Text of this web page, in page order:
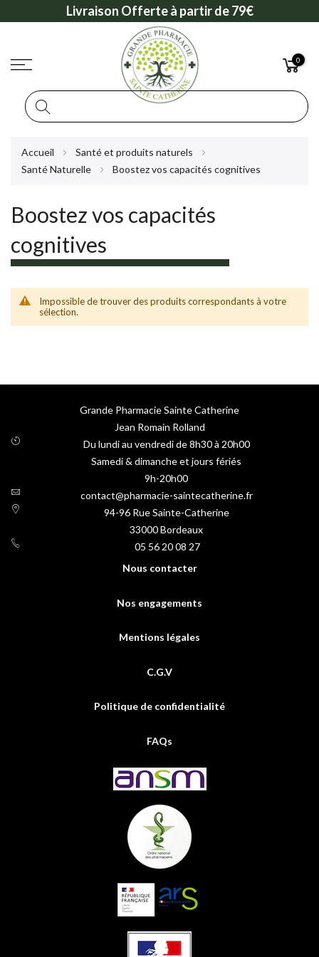
Livraison Offerte à partir de 79€
0
Accueil
Santé et produits naturels
Santé Naturelle
Boostez vos capacités cognitives
Boostez vos capacités
cognitives
Impossible de trouver des produits correspondants à votre
sélection.
Grande Pharmacie Sainte Catherine
Jean Romain Rolland
Du lundi au vendredi de 8h30 à 20h00
Samedi & dimanche et jours fériés
9h-20h00
contact@pharmacie-saintecatherine.fr
94-96 Rue Sainte-Catherine
33000Bordeaux
05 56 20 08 27
Nous contacter
Nos engagements
Mentions légales
C.G.V
Politique de confidentialité
FAQs